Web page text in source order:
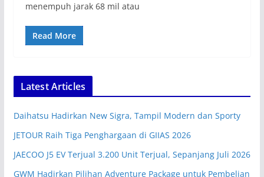
menempuh jarak 68 mil atau
Read More
Latest Articles
Daihatsu Hadirkan New Sigra, Tampil Modern dan Sporty
JETOUR Raih Tiga Penghargaan di GIIAS 2026
JAECOO J5 EV Terjual 3.200 Unit Terjual, Sepanjang Juli 2026
GWM Hadirkan Pilihan Adventure Package untuk Pembelian